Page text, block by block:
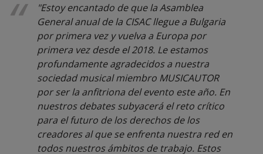
"Estoy encantado de que la Asamblea
General anual de la CISAC llegue a Bulgaria
por primera vez y vuelva a Europa por
primera vez desde el 2018. Le estamos
profundamente agradecidos a nuestra
sociedad musical miembro MUSICAUTOR
por ser la anfitriona del evento este año. En
nuestros debates subyacerá el reto crítico
para el futuro de los derechos de los
creadores al que se enfrenta nuestra red en
todos nuestros ámbitos de trabajo. Estos